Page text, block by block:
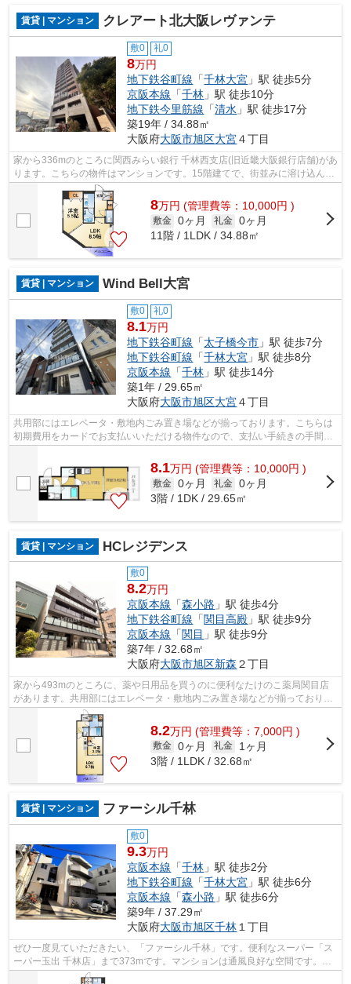
賃貸 | マンション クレアート北大阪レヴァンテ
敷0 礼0
8万円
地下鉄谷町線 「千林大宮 」駅 徒歩5分
京阪本線 「千林 」駅 徒歩10分
地下鉄今里筋線 「清水 」駅 徒歩17分
築19年 / 34.88㎡
大阪府大阪市旭区大宮４丁目
家から336mのところに関西みらい銀行 千林西支店(旧近畿大阪銀行店舗)があ
ります。こちらの物件はマンションです。15階建てで、街並みに溶け込んだ
落ち着いた建物。行き先に応じて駅を...
8万円 (管理費等：10,000円 )
敷金 0ヶ月 礼金 0ヶ月
11階 / 1LDK / 34.88㎡
賃貸 | マンション Wind Bell大宮
敷0 礼0
8.1万円
地下鉄谷町線 「太子橋今市 」駅 徒歩7分
地下鉄谷町線 「千林大宮 」駅 徒歩8分
京阪本線 「千林 」駅 徒歩14分
築1年 / 29.65㎡
大阪府大阪市旭区大宮４丁目
共用部にはエレベータ・敷地内ごみ置き場などが揃っております。こちらは
初期費用をカードでお支払いいただける物件なので、支払い手続きの手間が
省けます。2駅利用ができるので電車の...
8.1万円 (管理費等：10,000円 )
敷金 0ヶ月 礼金 0ヶ月
3階 / 1DK / 29.65㎡
賃貸 | マンション HCレジデンス
敷0
8.2万円
京阪本線 「森小路 」駅 徒歩4分
地下鉄谷町線 「関目高殿 」駅 徒歩9分
京阪本線 「関目 」駅 徒歩9分
築7年 / 32.68㎡
大阪府大阪市旭区新森 ２丁目
家から493mのところに、薬や日用品を買うのに便利なたけのこ薬局関目店
があります。共用部にはエレベータ・敷地内ごみ置き場などが揃っており、
とても充実しています。移動範囲が広が...
8.2万円 (管理費等：7,000円 )
敷金 0ヶ月 礼金
1ヶ月
3階 / 1LDK / 32.68㎡
賃貸 | マンション ファーシル千林
敷0
9.3万円
京阪本線 「千林 」駅 徒歩2分
地下鉄谷町線 「千林大宮 」駅 徒歩6分
京阪本線 「森小路 」駅 徒歩6分
築9年 / 37.29㎡
大阪府大阪市旭区千林１丁目
ぜひ一度見ていただきたい、「ファーシル千林」です。便利なスーパー「ス
ーパー玉出 千林店」まで373mです。マンションは通風良好な空間です。徒
歩2分の位置に駅がある物件です。でき...